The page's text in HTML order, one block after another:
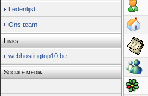
Ledenlijst
Ons team
Links
webhostingtop10.be
Sociale media